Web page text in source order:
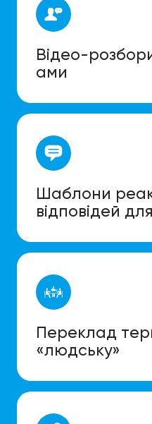
Відео-
ами
Шаблони
відповідей
Переклад
«людську»